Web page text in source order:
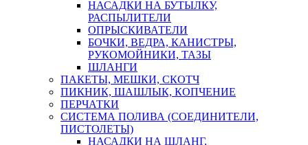
НАСАДКИ НА БУТЫЛКУ,
РАСПЫЛИТЕЛИ
ОПРЫСКИВАТЕЛИ
БОЧКИ, ВЕДРА, КАНИСТРЫ,
РУКОМОЙНИКИ, ТАЗЫ
ШЛАНГИ
ПАКЕТЫ, МЕШКИ, СКОТЧ
ПИКНИК, ШАШЛЫК, КОПЧЕНИЕ
ПЕРЧАТКИ
СИСТЕМА ПОЛИВА (СОЕДИНИТЕЛИ,
ПИСТОЛЕТЫ)
НАСАДКИ НА ШЛАНГ,